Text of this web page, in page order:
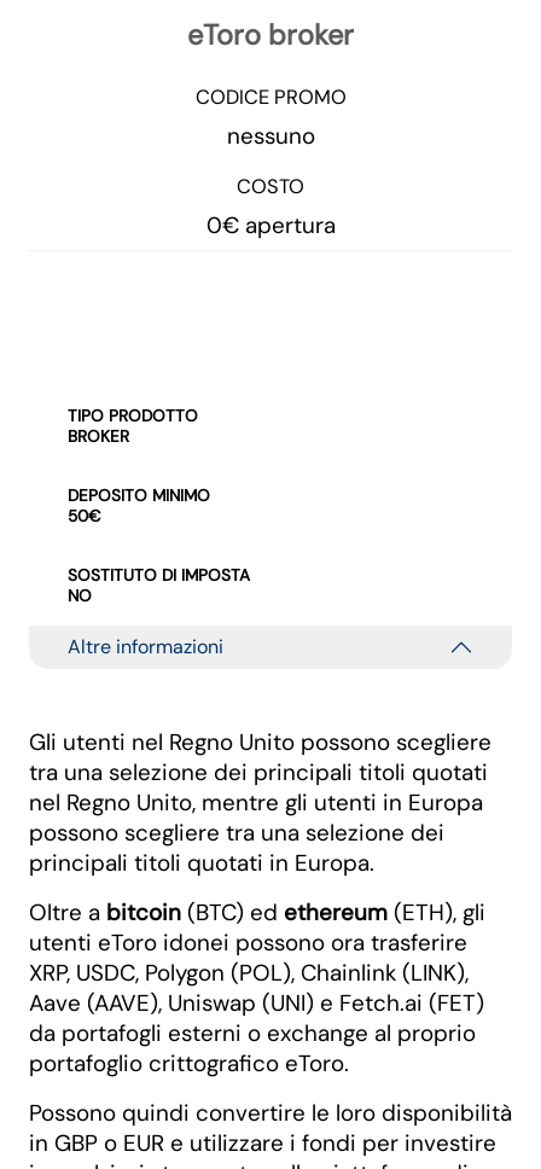
eToro broker
CODICE PROMO
nessuno
COSTO
0€ apertura
TIPO PRODOTTO
BROKER
DEPOSITO MINIMO
50€
SOSTITUTO DI IMPOSTA
NO
Altre informazioni
Gli utenti nel Regno Unito possono scegliere
tra una selezione dei principali titoli quotati
nel Regno Unito, mentre gli utenti in Europa
possono scegliere tra una selezione dei
principali titoli quotati in Europa.
Oltre a bitcoin (BTC) ed ethereum (ETH), gli
utenti eToro idonei possono ora trasferire
XRP, USDC, Polygon (POL), Chainlink (LINK),
Aave (AAVE), Uniswap (UNI) e Fetch.ai (FET)
da portafogli esterni o exchange al proprio
portafoglio crittografico eToro.
Possono quindi convertire le loro disponibilità
in GBP o EUR e utilizzare i fondi per investire